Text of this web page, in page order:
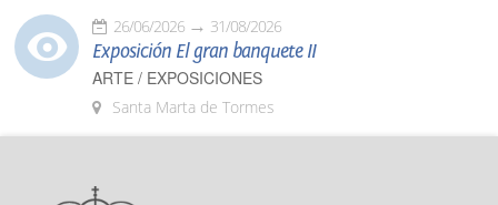
26/06/2026 31/08/2026
Exposición El gran banquete II
ARTE / EXPOSICIONES
Santa Marta de Tormes